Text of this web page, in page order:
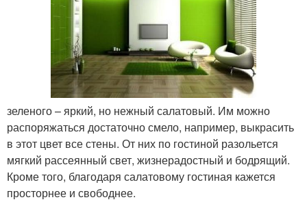
зеленого – яркий, но нежный салатовый. Им можно
распоряжаться достаточно смело, например, выкрасить
в этот цвет все стены. От них по гостиной разольется
мягкий рассеянный свет, жизнерадостный и бодрящий.
Кроме того, благодаря салатовому гостиная кажется
просторнее и свободнее.